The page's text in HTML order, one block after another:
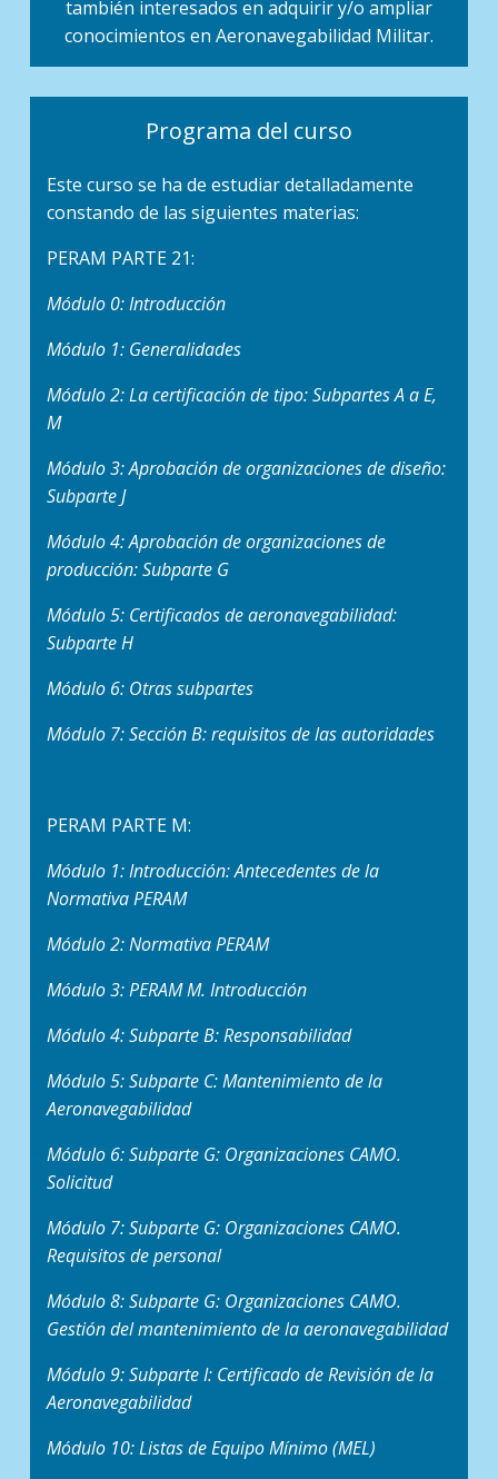
también interesados en adquirir y/o ampliar
conocimientos en Aeronavegabilidad Militar.
Programa del curso
Este curso se ha de estudiar detalladamente
constando de las siguientes materias:
PERAM PARTE 21:
Módulo 0: Introducción
Módulo 1: Generalidades
Módulo 2: La certificación de tipo: Subpartes A a E,
M
Módulo 3: Aprobación de organizaciones de diseño:
Subparte J
Módulo 4: Aprobación de organizaciones de
producción: Subparte G
Módulo 5: Certificados de aeronavegabilidad:
Subparte H
Módulo 6: Otras subpartes
Módulo 7: Sección B: requisitos de las autoridades
PERAM PARTE M:
Módulo 1: Introducción: Antecedentes de la
Normativa PERAM
Módulo 2: Normativa PERAM
Módulo 3: PERAM M. Introducción
Módulo 4: Subparte B: Responsabilidad
Módulo 5: Subparte C: Mantenimiento de la
Aeronavegabilidad
Módulo 6: Subparte G: Organizaciones CAMO.
Solicitud
Módulo 7: Subparte G: Organizaciones CAMO.
Requisitos de personal
Módulo 8: Subparte G: Organizaciones CAMO.
Gestión del mantenimiento de la aeronavegabilidad
Módulo 9: Subparte I: Certificado de Revisión de la
Aeronavegabilidad
Módulo 10: Listas de Equipo Mínimo (MEL)